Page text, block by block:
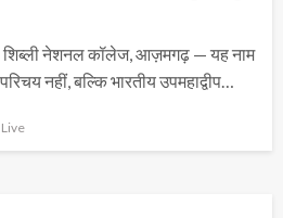
नेशनल कॉलेज, आज़मगढ़ — यह नाम
नहीं, बल्कि भारतीय उपमहाद्वीप…